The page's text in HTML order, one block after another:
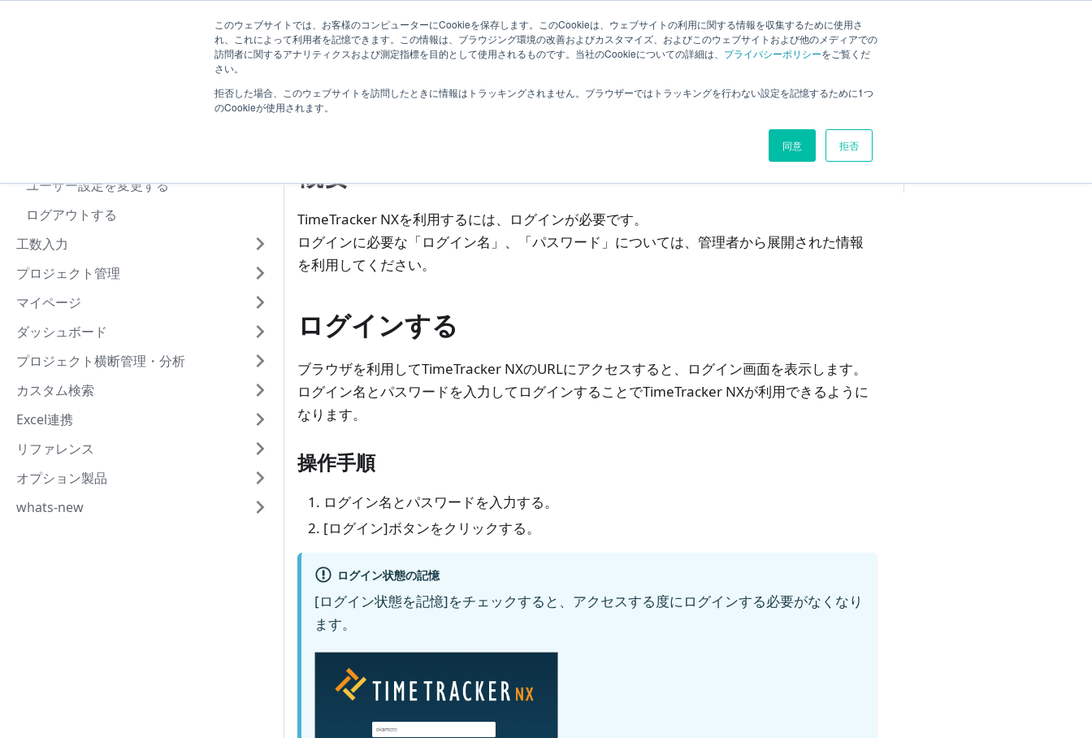
このウェブサイトでは、お客様のコンピューターにCookieを保存します。このCookieは、ウェブサイトの利用に関する情報を収集するために使用さ
れ、これによって利用者を記憶できます。この情報は、ブラウジング環境の改善およびカスタマイズ、およびこのウェブサイトおよび他のメディアでの
訪問者に関するアナリティクスおよび測定指標を目的として使用されるものです。当社のCookieについての詳細は、 プライバシーポリシーをご覧くだ
さい。
拒否した場合、このウェブサイトを訪問したときに情報はトラッキングされません。ブラウザーではトラッキングを行わない設定を記憶するために1つ
のCookieが使用されます。
同意 拒否
ユーザー向け システム管理者向け ナレッジ | 関連ページ
ユーザー設定を変更する
ログアウトする
工数入力
プロジェクト管理
マイページ
ダッシュボード
プロジェクト横断管理・分析
カスタム検索
Excel連携
リファレンス
オプション製品
whats-new
ログインする
概要
TimeTracker NXを利用するには、ログインが必要です。
ログインに必要な「ログイン名」、「パスワード」については、管理者から展開された情報
を利用してください。
ログインする
ブラウザを利用してTimeTracker NXのURLにアクセスすると、ログイン画面を表示します。
ログイン名とパスワードを入力してログインすることでTimeTracker NXが利用できるように
なります。
操作手順
ログイン名とパスワードを入力する。
[ログイン]ボタンをクリックする。
ログイン状態の記憶
[ログイン状態を記憶]をチェックすると、アクセスする度にログインする必要がなくなり
ます。